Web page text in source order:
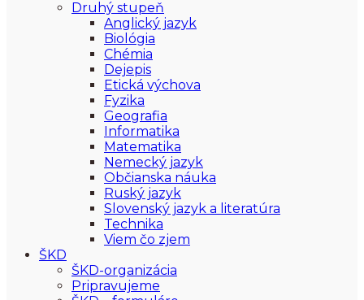
Druhý stupeň
Anglický jazyk
Biológia
Chémia
Dejepis
Etická výchova
Fyzika
Geografia
Informatika
Matematika
Nemecký jazyk
Občianska náuka
Ruský jazyk
Slovenský jazyk a literatúra
Technika
Viem čo zjem
ŠKD
ŠKD-organizácia
Pripravujeme